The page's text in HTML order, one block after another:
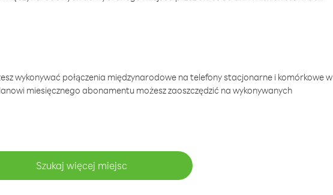
wykonywać połączenia międzynarodowe na telefony stacjonarne i komórkowe w
miesięcznego abonamentu możesz zaoszczędzić na wykonywanych
Szukaj więcej miejsc